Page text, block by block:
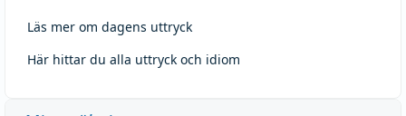
Läs mer om dagens uttryck
Här hittar du alla uttryck och idiom